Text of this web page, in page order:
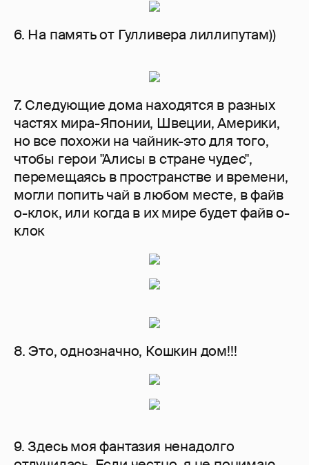
6. На память от Гулливера лиллипутам))
7. Следующие дома находятся в разных
частях мира-Японии, Швеции, Америки,
но все похожи на чайник-это для того,
чтобы герои "Алисы в стране чудес",
перемещаясь в пространстве и времени,
могли попить чай в любом месте, в файв
о-клок, или когда в их мире будет файв о-
клок
8. Это, однозначно, Кошкин дом!!!
9. Здесь моя фантазия ненадолго